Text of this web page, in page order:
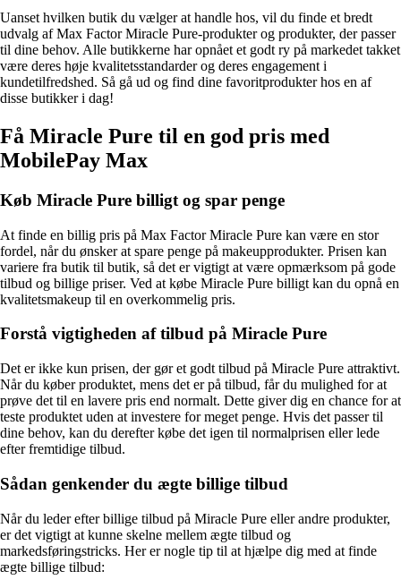
Uanset hvilken butik du vælger at handle hos, vil du finde et bredt
udvalg af Max Factor Miracle Pure-produkter og produkter, der passer
til dine behov. Alle butikkerne har opnået et godt ry på markedet takket
være deres høje kvalitetsstandarder og deres engagement i
kundetilfredshed. Så gå ud og find dine favoritprodukter hos en af
disse butikker i dag!
Få Miracle Pure til en god pris med
MobilePay Max
Køb Miracle Pure billigt og spar penge
At finde en billig pris på Max Factor Miracle Pure kan være en stor
fordel, når du ønsker at spare penge på makeupprodukter. Prisen kan
variere fra butik til butik, så det er vigtigt at være opmærksom på gode
tilbud og billige priser. Ved at købe Miracle Pure billigt kan du opnå en
kvalitetsmakeup til en overkommelig pris.
Forstå vigtigheden af tilbud på Miracle Pure
Det er ikke kun prisen, der gør et godt tilbud på Miracle Pure attraktivt.
Når du køber produktet, mens det er på tilbud, får du mulighed for at
prøve det til en lavere pris end normalt. Dette giver dig en chance for at
teste produktet uden at investere for meget penge. Hvis det passer til
dine behov, kan du derefter købe det igen til normalprisen eller lede
efter fremtidige tilbud.
Sådan genkender du ægte billige tilbud
Når du leder efter billige tilbud på Miracle Pure eller andre produkter,
er det vigtigt at kunne skelne mellem ægte tilbud og
markedsføringstricks. Her er nogle tip til at hjælpe dig med at finde
ægte billige tilbud: